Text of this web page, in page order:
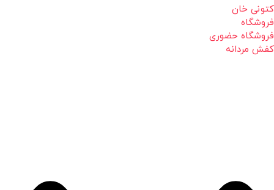
کتونی خان
فروشگاه
فروشگاه حضوری
کفش مردانه